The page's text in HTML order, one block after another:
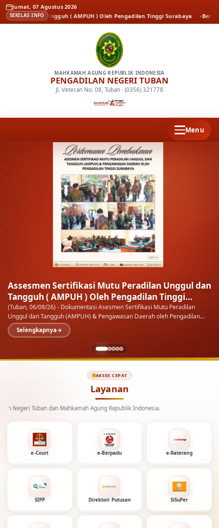
Jumat, 07 Agustus 2026
SEKILAS INFO
dan Tangguh ( AMPUH ) Oleh Pengadilan Tinggi Surabaya Berita Kenal
MAHKAMAH AGUNG REPUBLIK INDONESIA
PENGADILAN NEGERI TUBAN
Jl. Veteran No. 08, Tuban · (0356) 321778
Menu
Assesmen Sertifikasi Mutu Peradilan Unggul dan
Tangguh ( AMPUH ) Oleh Pengadilan Tinggi
Surabaya
(Tuban, 06/08/26) - Dokumentasi Asesmen Sertifikasi Mutu Peradilan
Unggul dan Tangguh (AMPUH) & Pengawasan Daerah oleh Pengadilan
Tinggi Surabaya pada Pengadilan Negeri…
Selengkapnya
AKSES CEPAT
Layanan
Tuban dan Mahkamah Agung Republik Indonesia.
e-Court e-Berpadu e-Raterang
SIPP Direktori Putusan SiSuPer